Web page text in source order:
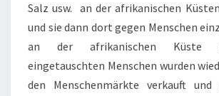
Salz usw. an der afrikanischen
und sie dann dort gegen Menschen
an der afrikanischen Küste
eingetauschten Menschen wurden
den Menschenmärkte verkauft und